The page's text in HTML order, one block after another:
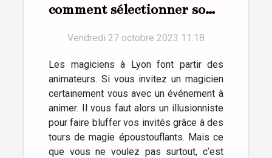
comment sélectionner son
Vendredi 27 octobre 2023 11:18
Les magiciens à Lyon font partir des
animateurs. Si vous invitez un magicien
certainement vous avec un événement à
animer. Il vous faut alors un illusionniste
pour faire bluffer vos invités grâce à des
tours de magie époustouflants. Mais ce
que vous ne voulez pas surtout, c’est